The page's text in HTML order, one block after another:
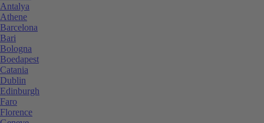
Antalya
Athene
Barcelona
Bari
Bologna
Boedapest
Catania
Dublin
Edinburgh
Faro
Florence